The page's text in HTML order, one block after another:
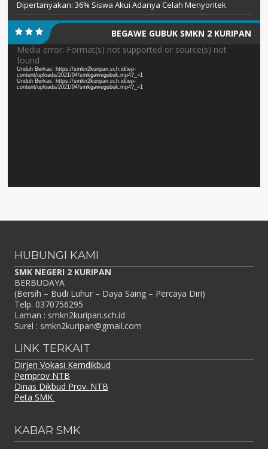
Dipertanyakan: 36% Siswa Akui Adanya Celah Menyontek
BEGAWE GUBUK SMKN 2 KURIPAN
Pemutar
Video
Media error: Format(s) not supported or source(s) not
found
Unduh Berkas: https://smkn2kuripan.sch.id/wp-
content/uploads/2021/04/smkgawegubuk.mp4?_=1
Unduh Berkas: https://smkn2kuripan.sch.id/wp-
content/uploads/2021/04/smkgawegubuk.mp4?_=1
HUBUNGI KAMI
SMK NEGERI 2 KURIPAN
BERBUDAYA
(Bersih – Budi Luhur – Daya Saing – Percaya Diri)
Telp. 0370756295
Laman : smkn2kuripan.sch.id
Surel : smkn2kuripan@gmail.com
LINK TERKAIT
Dirjen Vokasi Kemdikbud
Pemprov NTB
Dinas Dikbud Prov. NTB
Peta SMK
KABAR SMK